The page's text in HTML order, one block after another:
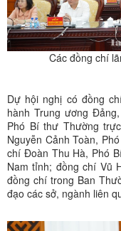
Các đồng chí
Dự hội nghị có đồng
hành Trung ương
Phó Bí thư Thường
Nguyễn Cảnh Toàn,
chí Đoàn Thu Hà, Phó
Nam tỉnh; đồng chí Vũ
đồng chí trong Ban
đạo các sở, ngành liên